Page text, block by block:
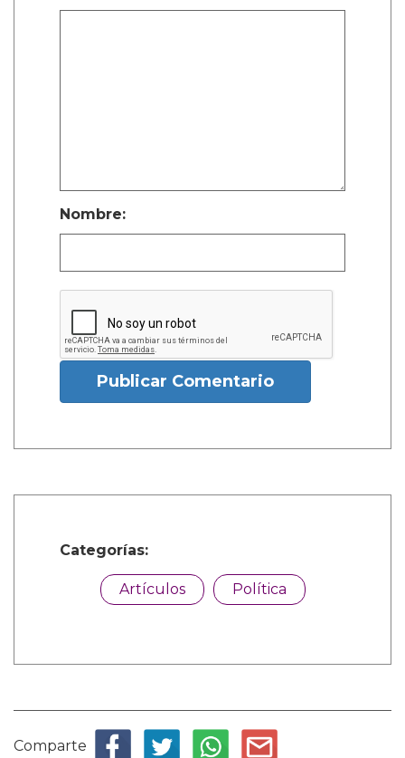
Nombre:
Publicar Comentario
Categorías:
Artículos Política
Comparte